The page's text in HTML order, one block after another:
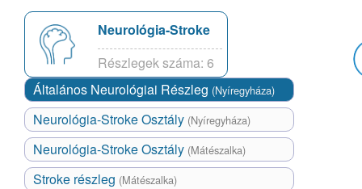
Neurológia-Stroke
Részlegek száma: 6
Általános Neurológiai Részleg (Nyíregyháza)
Neurológia-Stroke Osztály (Nyíregyháza)
Neurológia-Stroke Osztály (Mátészalka)
Stroke részleg (Mátészalka)